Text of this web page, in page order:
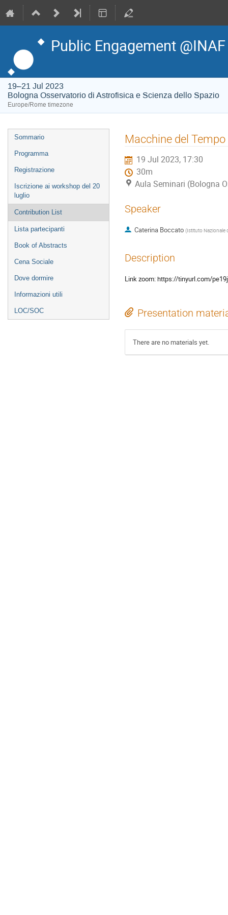
Public Engagement @INAF
19–21 Jul 2023
Bologna Osservatorio di Astrofisica e Scienza dello Spazio
Europe/Rome timezone
Event
menu
Sommario
Programma
Registrazione
Iscrizione ai workshop del 20
luglio
Contribution List
Lista partecipanti
Book of Abstracts
Cena Sociale
Dove dormire
Informazioni utili
LOC/SOC
Macchine del
19 Jul 2023, 17:30
30m
Aula Seminari (Bologna
Speaker
Caterina Boccato (Istituto Nazionale
Description
Link zoom: https://tinyurl.com/
Presentation
There are no materials yet.